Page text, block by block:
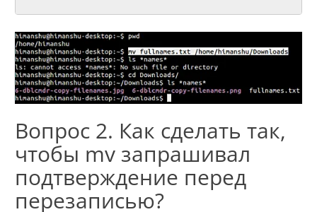
Вопрос 2. Как сделать так,
чтобы mv запрашивал
подтверждение перед
перезаписью?